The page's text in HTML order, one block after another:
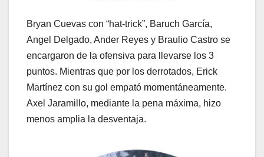
Bryan Cuevas con “hat-trick”, Baruch García,
Angel Delgado, Ander Reyes y Braulio Castro se
encargaron de la ofensiva para llevarse los 3
puntos. Mientras que por los derrotados, Erick
Martínez con su gol empató momentáneamente.
Axel Jaramillo, mediante la pena máxima, hizo
menos amplia la desventaja.